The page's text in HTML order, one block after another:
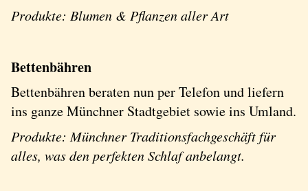
Produkte: Blumen & Pflanzen aller Art
Bettenbähren
Bettenbähren beraten nun per Telefon und liefern
ins ganze Münchner Stadtgebiet sowie ins Umland.
Produkte: Münchner Traditionsfachgeschäft für
alles, was den perfekten Schlaf anbelangt.